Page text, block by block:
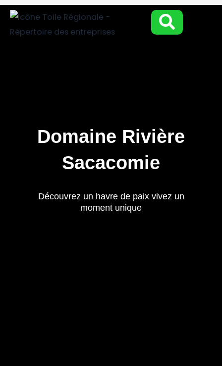
Aller
contenu
Domaine Rivière
Sacacomie
Découvrez un havre de paix vivez un
moment unique